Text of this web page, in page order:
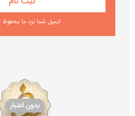
ایمیل شما نزد ما